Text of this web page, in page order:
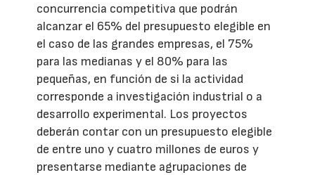
concurrencia competitiva que podrán
alcanzar el 65% del presupuesto elegible en
el caso de las grandes empresas, el 75%
para las medianas y el 80% para las
pequeñas, en función de si la actividad
corresponde a investigación industrial o a
desarrollo experimental. Los proyectos
deberán contar con un presupuesto elegible
de entre uno y cuatro millones de euros y
presentarse mediante agrupaciones de